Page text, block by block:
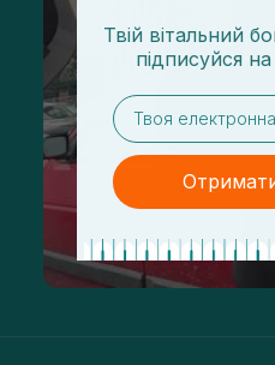
Твій вітальний
підписуйся на
email